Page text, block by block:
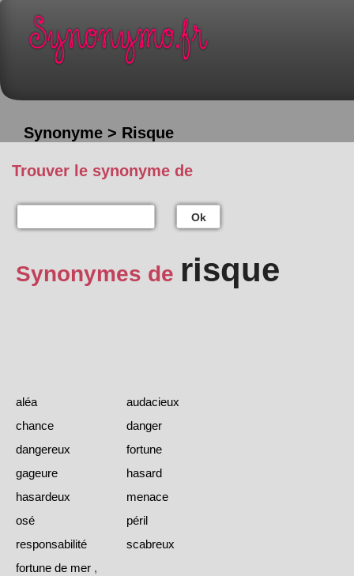
Synonyme > Risque
Trouver le synonyme de
Ok
Synonymes de risque
aléa
audacieux
chance
danger
dangereux
fortune
gageure
hasard
hasardeux
menace
osé
péril
responsabilité
scabreux
fortune de mer ,